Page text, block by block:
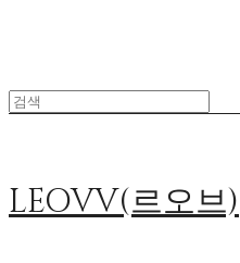
LEOVV(르오브)